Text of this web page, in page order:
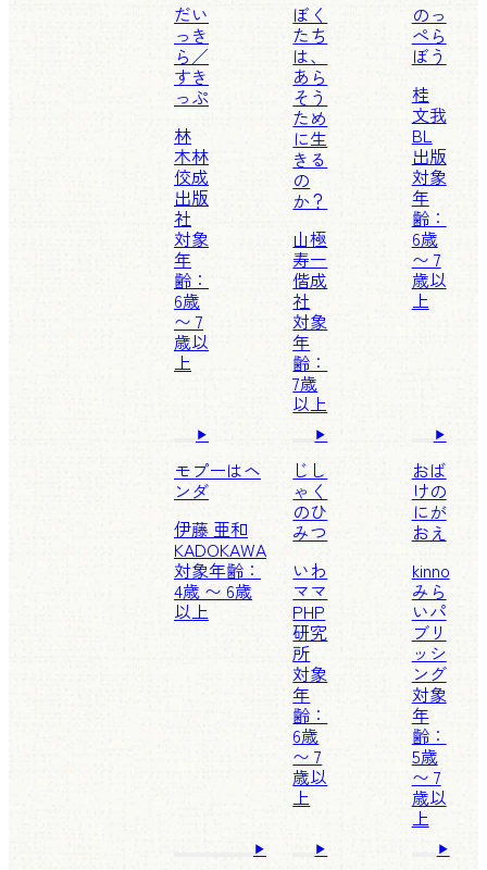
だい
っき
ら／
すき
っぷ
林
木林
佼成
出版
社
対象
年
齢：
6歳
〜 7
歳以
上
ぼく
たち
は、
あら
そう
ため
に生
きる
の
か？
山極
寿一
偕成
社
対象
年
齢：
7歳
以上
のっ
ぺら
ぼう
桂
文我
BL
出版
対象
年
齢：
6歳
〜 7
歳以
上
モプーはヘ
ンダ
伊藤 亜和
KADOKAWA
対象年齢：
4歳 〜 6歳
以上
じし
ゃく
のひ
みつ
いわ
ママ
PHP
研究
所
対象
年
齢：
6歳
〜 7
歳以
上
おば
けの
にが
おえ
kinno
みら
いパ
ブリ
ッシ
ング
対象
年
齢：
5歳
〜 7
歳以
上